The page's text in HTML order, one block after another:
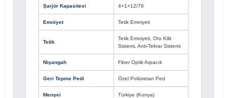
Şarjör Kapasitesi 4+1×12/76
Emniyet Tetik Emniyeti
Tetik
Tetik Emniyeti, Oto Kilit
Sistemi, Anti-Tekrar Sistemi
Nişangah Fiber Optik Arpacık
Geri Tepme Pedi Özel Poliüretan Ped
Menşei Türkiye (Konya)